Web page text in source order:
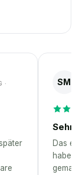
·
SM
Sehr
Das
habe –